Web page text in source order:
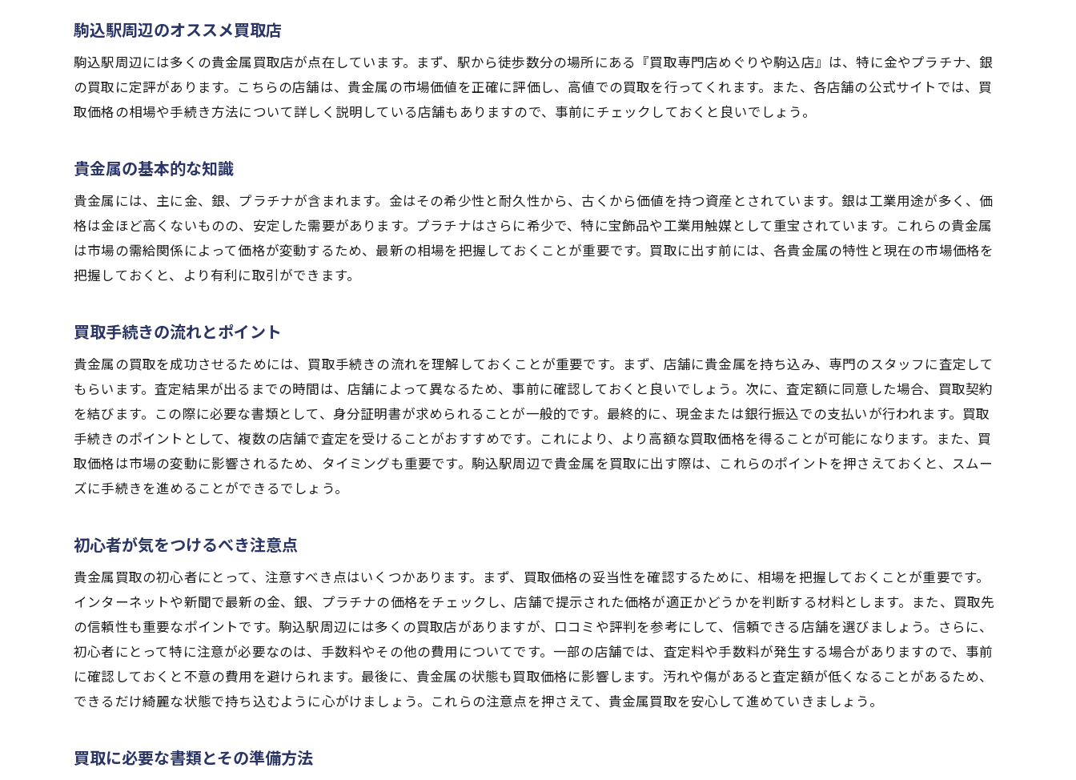
査定時に提出するべき書類のチェック
買取に関するFAQとその回答
駒込駅周辺のオススメ買取店
駒込駅周辺には多くの貴金属買取店が点在しています。まず、駅から徒歩数分の場所にある『買取専門店めぐりや駒込店』は、特に金やプラチナ、銀
の買取に定評があります。こちらの店舗は、貴金属の市場価値を正確に評価し、高値での買取を行ってくれます。また、各店舗の公式サイトでは、買
取価格の相場や手続き方法について詳しく説明している店舗もありますので、事前にチェックしておくと良いでしょう。
貴金属の基本的な知識
貴金属には、主に金、銀、プラチナが含まれます。金はその希少性と耐久性から、古くから価値を持つ資産とされています。銀は工業用途が多く、価
格は金ほど高くないものの、安定した需要があります。プラチナはさらに希少で、特に宝飾品や工業用触媒として重宝されています。これらの貴金属
は市場の需給関係によって価格が変動するため、最新の相場を把握しておくことが重要です。買取に出す前には、各貴金属の特性と現在の市場価格を
把握しておくと、より有利に取引ができます。
買取手続きの流れとポイント
貴金属の買取を成功させるためには、買取手続きの流れを理解しておくことが重要です。まず、店舗に貴金属を持ち込み、専門のスタッフに査定して
もらいます。査定結果が出るまでの時間は、店舗によって異なるため、事前に確認しておくと良いでしょう。次に、査定額に同意した場合、買取契約
を結びます。この際に必要な書類として、身分証明書が求められることが一般的です。最終的に、現金または銀行振込での支払いが行われます。買取
手続きのポイントとして、複数の店舗で査定を受けることがおすすめです。これにより、より高額な買取価格を得ることが可能になります。また、買
取価格は市場の変動に影響されるため、タイミングも重要です。駒込駅周辺で貴金属を買取に出す際は、これらのポイントを押さえておくと、スムー
ズに手続きを進めることができるでしょう。
初心者が気をつけるべき注意点
貴金属買取の初心者にとって、注意すべき点はいくつかあります。まず、買取価格の妥当性を確認するために、相場を把握しておくことが重要です。
インターネットや新聞で最新の金、銀、プラチナの価格をチェックし、店舗で提示された価格が適正かどうかを判断する材料とします。また、買取先
の信頼性も重要なポイントです。駒込駅周辺には多くの買取店がありますが、口コミや評判を参考にして、信頼できる店舗を選びましょう。さらに、
初心者にとって特に注意が必要なのは、手数料やその他の費用についてです。一部の店舗では、査定料や手数料が発生する場合がありますので、事前
に確認しておくと不意の費用を避けられます。最後に、貴金属の状態も買取価格に影響します。汚れや傷があると査定額が低くなることがあるため、
できるだけ綺麗な状態で持ち込むように心がけましょう。これらの注意点を押さえて、貴金属買取を安心して進めていきましょう。
買取に必要な書類とその準備方法